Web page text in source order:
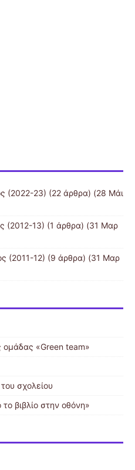
(2022-23) (22 άρθρα) (28 Μάι
(2012-13) (1 άρθρα) (31 Μαρ
(2011-12) (9 άρθρα) (31 Μαρ
ομάδας «Green team»
σχολείου
βιβλίο στην οθόνη»